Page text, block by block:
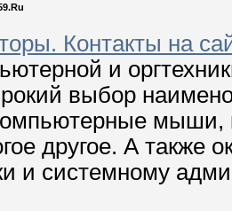
Контакты на
и
выбор
мыши,
другое. А также
и системному